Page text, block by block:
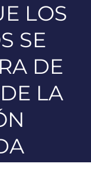
LOS
SE
DE
LA